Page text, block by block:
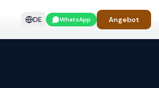
DE WhatsApp Angebot